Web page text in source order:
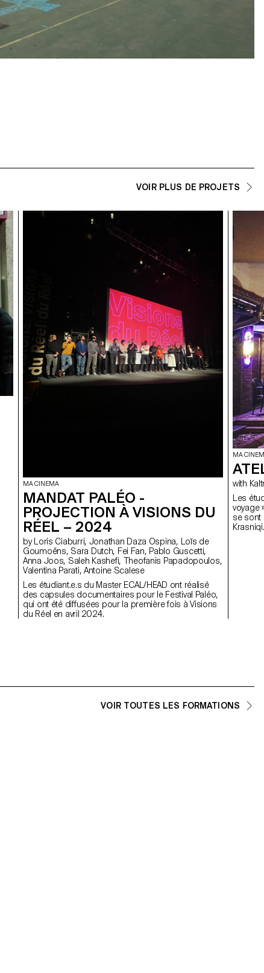
VOIR PLUS DE PROJETS
MA CINEMA
MANDAT PALÉO -
PROJECTION À VISIONS DU
RÉEL – 2024
by Loris Ciaburri, Jonathan Daza Ospina, Loïs de
Goumoëns, Sara Dutch, Fei Fan, Pablo Guscetti,
Anna Joos, Saleh Kashefi, Theofanis Papadopoulos,
Valentina Parati, Antoine Scalese
Les étudiant.e.s du Master ECAL/HEAD ont réalisé
des capsules documentaires pour le Festival Paléo,
qui ont été diffusées pour la première fois à Visions
du Réel en avril 2024.
MA
with
Les
voyage
se sont
Krasniqi.
VOIR TOUTES LES FORMATIONS